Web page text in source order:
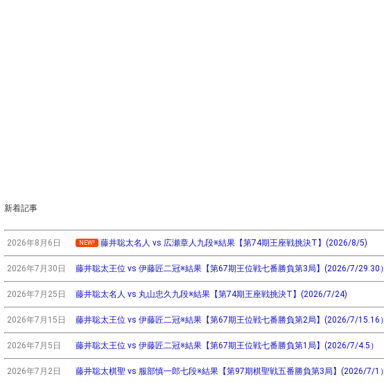
新着記事
2026年8月6日 NEW! 藤井聡太名人 vs 広瀬章人九段※結果【第74期王座戦挑決T】(2026/8/5)
2026年7月30日 藤井聡太王位 vs 伊藤匠二冠※結果【第67期王位戦七番勝負第3局】(2026/7/29.30）
2026年7月25日 藤井聡太名人 vs 丸山忠久九段※結果【第74期王座戦挑決T】(2026/7/24)
2026年7月15日 藤井聡太王位 vs 伊藤匠二冠※結果【第67期王位戦七番勝負第2局】(2026/7/15.16）
2026年7月5日 藤井聡太王位 vs 伊藤匠二冠※結果【第67期王位戦七番勝負第1局】(2026/7/4.5）
2026年7月2日 藤井聡太棋聖 vs 服部慎一郎七段※結果【第97期棋聖戦五番勝負第3局】(2026/7/1）